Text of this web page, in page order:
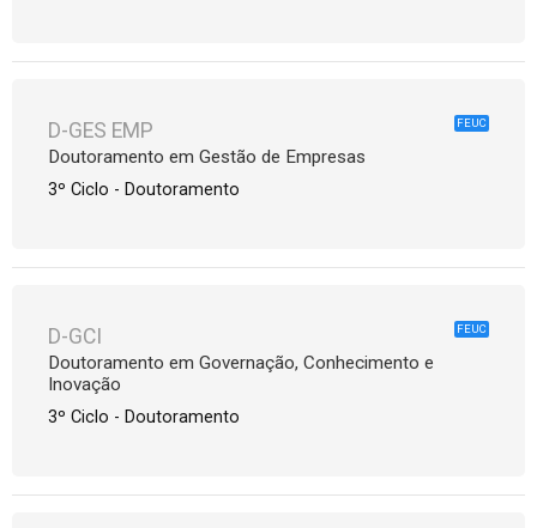
FEUC
D-GES EMP
Doutoramento em Gestão de Empresas
3º Ciclo - Doutoramento
FEUC
D-GCI
Doutoramento em Governação, Conhecimento e
Inovação
3º Ciclo - Doutoramento